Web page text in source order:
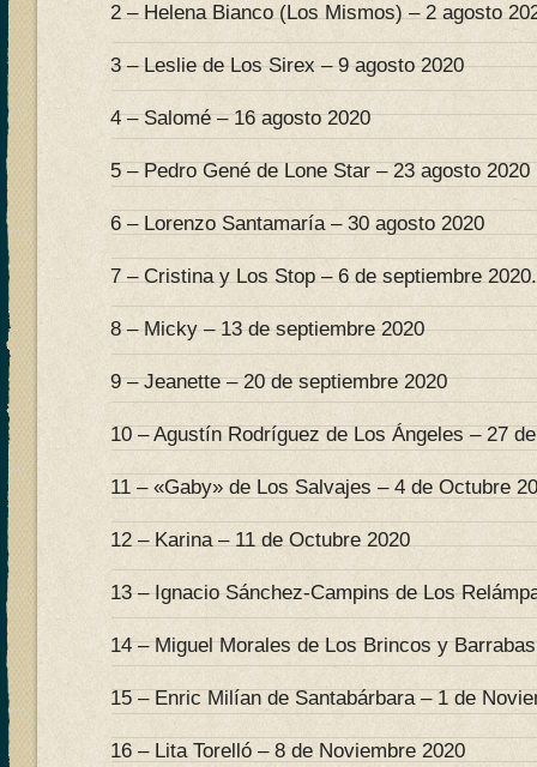
2 – Helena Bianco (Los Mismos) – 2 agosto
3 – Leslie de Los Sirex – 9 agosto 2020
4 – Salomé – 16 agosto 2020
5 – Pedro Gené de Lone Star – 23 agosto 2020
6 – Lorenzo Santamaría – 30 agosto 2020
7 – Cristina y Los Stop – 6 de septiembre 2020.
8 – Micky – 13 de septiembre 2020
9 – Jeanette – 20 de septiembre 2020
10 – Agustín Rodríguez de Los Ángeles – 27
11 – «Gaby» de Los Salvajes – 4 de Octubre
12 – Karina – 11 de Octubre 2020
13 – Ignacio Sánchez-Campins de Los
14 – Miguel Morales de Los Brincos y
15 – Enric Milían de Santabárbara – 1 de
16 – Lita Torelló – 8 de Noviembre 2020